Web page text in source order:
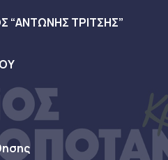
“ΑΝΤΩΝΗΣ ΤΡΙΤΣΗΣ”